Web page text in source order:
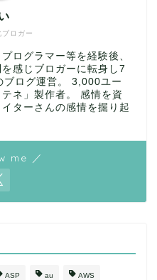
ロガー
ログラマー等を経験後、
感じブロガーに転身し7
ブログ運営。 3,000ユー
ネ」製作者。 感情を資
ターさんの感情を掘り起
me ／
ASP au AWS